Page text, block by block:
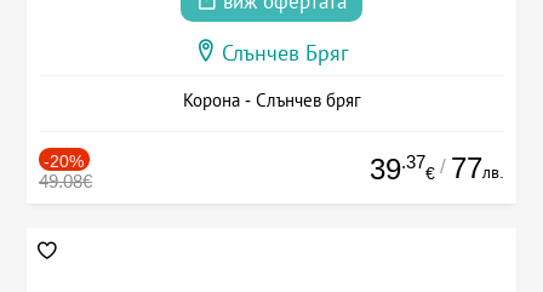
Слънчев Бряг
Корона - Слънчев бряг
-20%
49.08€ 39.37
€ / 77лв.